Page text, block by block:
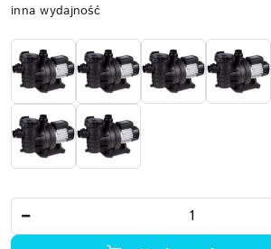
Wariant
inna wydajność